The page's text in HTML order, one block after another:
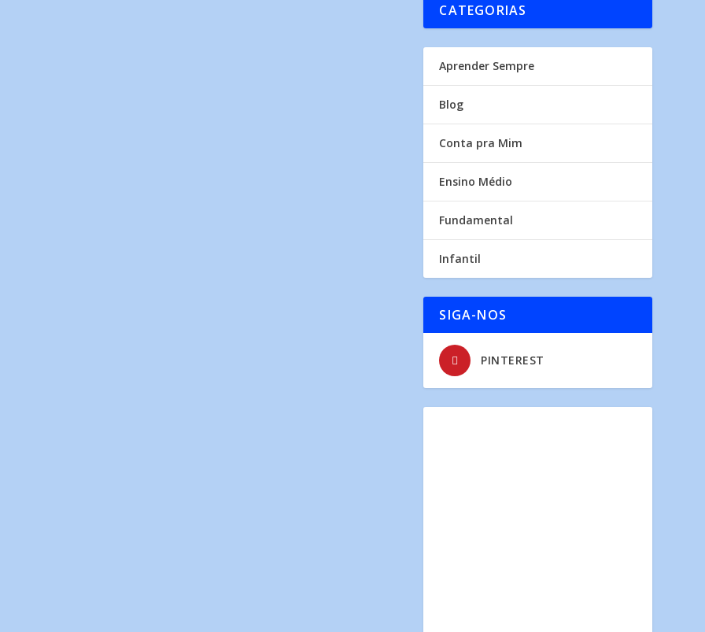
CATEGORIAS
Aprender Sempre
Blog
Conta pra Mim
Ensino Médio
Fundamental
Infantil
SIGA-NOS
PINTEREST